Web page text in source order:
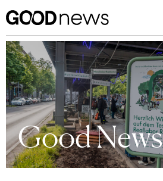
Good News